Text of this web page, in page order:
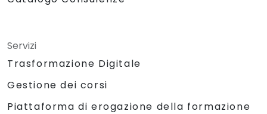
Servizi
Trasformazione Digitale
Gestione dei corsi
Piattaforma di erogazione della formazione